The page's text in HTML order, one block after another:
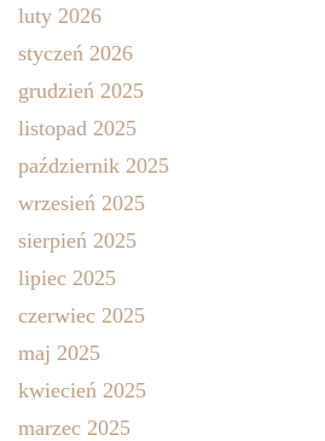
luty 2026
styczeń 2026
grudzień 2025
listopad 2025
październik 2025
wrzesień 2025
sierpień 2025
lipiec 2025
czerwiec 2025
maj 2025
kwiecień 2025
marzec 2025